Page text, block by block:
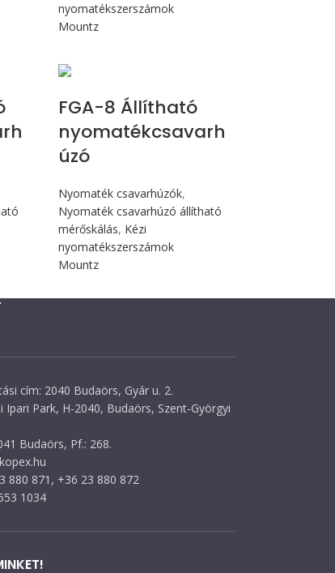
nyomatékszerszámok
Mountz
FGA-8 Állítható
nyomatékcsavarh
úzó
Nyomaték csavarhúzók,
Nyomaték csavarhúzó állítható
mérőskálás, Kézi
nyomatékszerszámok
Mountz
cím: 2040 Budaörs, Gyár u. 2.
Ipari Park, H-2040, Budaörs, Szent-Györgyi
Budaörs, Pf.: 268.
880 871, +36 23 880 872
1034